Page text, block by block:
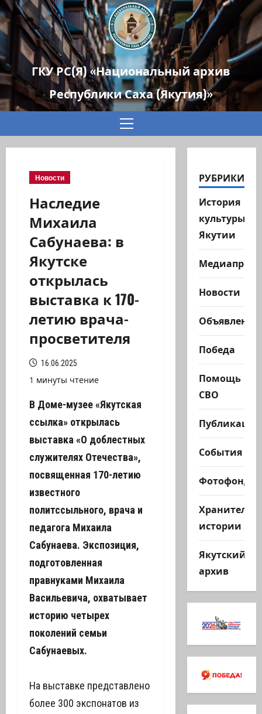
ГКУ РС(Я) «Национальный архив
Республики Саха (Якутия)»
Основное
Новости
Наследие
Михаила
Сабунаева: в
Якутске
открылась
выставка к 170-
летию врача-
просветителя
16.06.2025
1 минуты чтение
В Доме-музее «Якутская
ссылка» открылась
выставка «О доблестных
служителях Отечества»,
посвященная 170-летию
известного
политссыльного, врача и
педагога Михаила
Сабунаева. Экспозиция,
подготовленная
правнуками Михаила
Васильевича, охватывает
историю четырех
поколений семьи
Сабунаевых.
На выставке представлено
более 300 экспонатов из
РУБРИКИ
История
культуры
Якутии
Новости
Объявления
Победа
Помощь
СВО
Публикации
События
Фотофонд
Хранители
истории
Якутский
архив